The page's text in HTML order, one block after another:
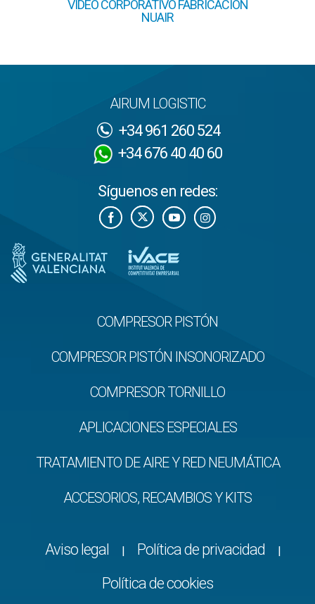
VIDEO CORPORATIVO FABRICACIÓN
NUAIR
AIRUM LOGISTIC
+34 961 260 524
+34 676 40 40 60
Síguenos en redes:
COMPRESOR PISTÓN
COMPRESOR PISTÓN INSONORIZADO
COMPRESOR TORNILLO
APLICACIONES ESPECIALES
TRATAMIENTO DE AIRE Y RED NEUMÁTICA
ACCESORIOS, RECAMBIOS Y KITS
Aviso legal | Política de privacidad |
Política de cookies